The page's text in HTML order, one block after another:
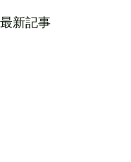
最新記事